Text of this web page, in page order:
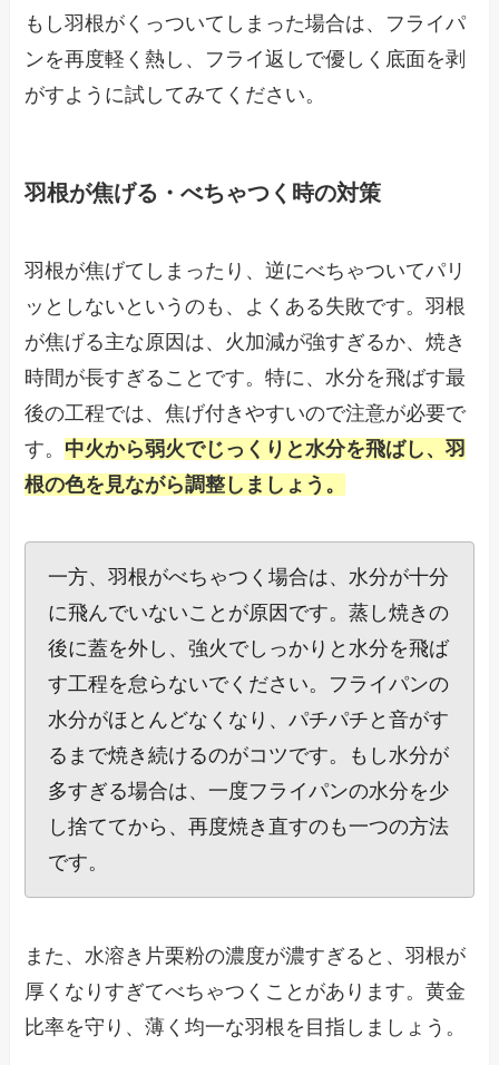
もし羽根がくっついてしまった場合は、フライパ
ンを再度軽く熱し、フライ返しで優しく底面を剥
がすように試してみてください。
羽根が焦げる・べちゃつく時の対策
羽根が焦げてしまったり、逆にべちゃついてパリ
ッとしないというのも、よくある失敗です。羽根
が焦げる主な原因は、火加減が強すぎるか、焼き
時間が長すぎることです。特に、水分を飛ばす最
後の工程では、焦げ付きやすいので注意が必要で
す。 中火から弱火でじっくりと水分を飛ばし、羽
根の色を見ながら調整しましょう。
一方、羽根がべちゃつく場合は、水分が十分
に飛んでいないことが原因です。蒸し焼きの
後に蓋を外し、強火でしっかりと水分を飛ば
す工程を怠らないでください。フライパンの
水分がほとんどなくなり、パチパチと音がす
るまで焼き続けるのがコツです。もし水分が
多すぎる場合は、一度フライパンの水分を少
し捨ててから、再度焼き直すのも一つの方法
です。
また、水溶き片栗粉の濃度が濃すぎると、羽根が
厚くなりすぎてべちゃつくことがあります。黄金
比率を守り、薄く均一な羽根を目指しましょう。